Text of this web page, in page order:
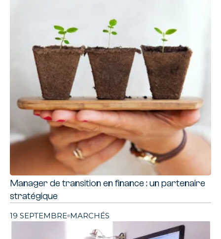
Manager de transition en finance : un partenaire
stratégique
19 SEPTEMBRE MARCHÉS